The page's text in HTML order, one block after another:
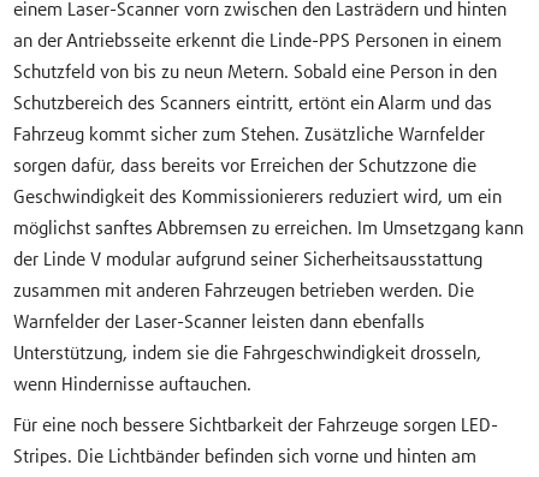
einem Laser-Scanner vorn zwischen den Lasträdern und hinten
an der Antriebsseite erkennt die Linde-PPS Personen in einem
Schutzfeld von bis zu neun Metern. Sobald eine Person in den
Schutzbereich des Scanners eintritt, ertönt ein Alarm und das
Fahrzeug kommt sicher zum Stehen. Zusätzliche Warnfelder
sorgen dafür, dass bereits vor Erreichen der Schutzzone die
Geschwindigkeit des Kommissionierers reduziert wird, um ein
möglichst sanftes Abbremsen zu erreichen. Im Umsetzgang kann
der Linde V modular aufgrund seiner Sicherheitsausstattung
zusammen mit anderen Fahrzeugen betrieben werden. Die
Warnfelder der Laser-Scanner leisten dann ebenfalls
Unterstützung, indem sie die Fahrgeschwindigkeit drosseln,
wenn Hindernisse auftauchen.
Für eine noch bessere Sichtbarkeit der Fahrzeuge sorgen LED-
Stripes. Die Lichtbänder befinden sich vorne und hinten am